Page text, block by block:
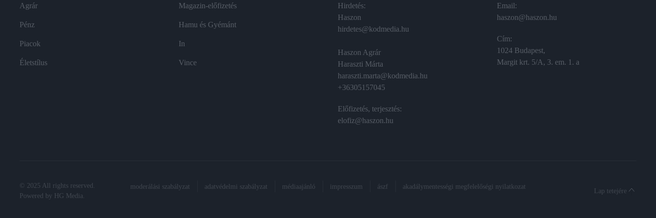
Agrár
Pénz
Piacok
Életstílus
Magazin-előfizetés
Hamu és Gyémánt
In
Vince
Hirdetés:
Haszon
hirdetes@kodmedia.hu
Haszon Agrár
Haraszti Márta
haraszti.marta@kodmedia.hu
+36305157045
Előfizetés, terjesztés:
elofiz@haszon.hu
Email:
haszon@haszon.hu
Cím:
1024 Budapest,
Margit krt. 5/A, 3. em. 1. a
© 2025 All rights reserved.
Powered by
HG Media.
moderálási szabályzat adatvédelmi szabályzat médiaajánló impresszum ászf akadálymentességi megfelelőségi nyilatkozat
Lap tetejére